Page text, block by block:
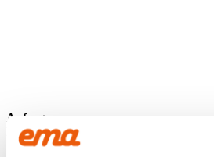
Anfrage:
Kerntiefe Schaufel – 200L – 450mm – S45